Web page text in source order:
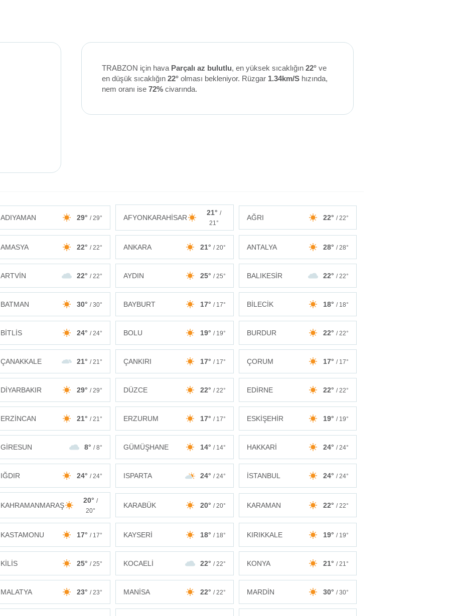
TRABZON için hava Parçalı az bulutlu, en yüksek sıcaklığın 22°ve
en düşük sıcaklığın 22°olması bekleniyor. Rüzgar 1.34km/Shızında,
nem oranı ise 72%civarında.
ADIYAMAN 29° / 29° AFYONKARAHİSAR
21° /
21°
AĞRI 22° / 22°
AMASYA 22° / 22° ANKARA 21° / 20° ANTALYA 28° / 28°
ARTVİN 22° / 22° AYDIN 25° / 25° BALIKESİR 22° / 22°
BATMAN 30° / 30° BAYBURT 17° / 17° BİLECİK 18° / 18°
BİTLİS 24° / 24° BOLU 19° / 19° BURDUR 22° / 22°
ÇANAKKALE 21° / 21° ÇANKIRI 17° / 17° ÇORUM 17° / 17°
DİYARBAKIR 29° / 29° DÜZCE 22° / 22° EDİRNE 22° / 22°
ERZİNCAN 21° / 21° ERZURUM 17° / 17° ESKİŞEHİR 19° / 19°
GİRESUN 8° / 8° GÜMÜŞHANE 14° / 14° HAKKARİ 24° / 24°
IĞDIR 24° / 24° ISPARTA 24° / 24° İSTANBUL 24° / 24°
KAHRAMANMARAŞ
20°/
20°
KARABÜK 20° / 20° KARAMAN 22° / 22°
KASTAMONU 17° / 17° KAYSERİ 18° / 18° KIRIKKALE 19° / 19°
KİLİS 25° / 25° KOCAELİ 22° / 22° KONYA 21° / 21°
MALATYA 23° / 23° MANİSA 22° / 22° MARDİN 30° / 30°